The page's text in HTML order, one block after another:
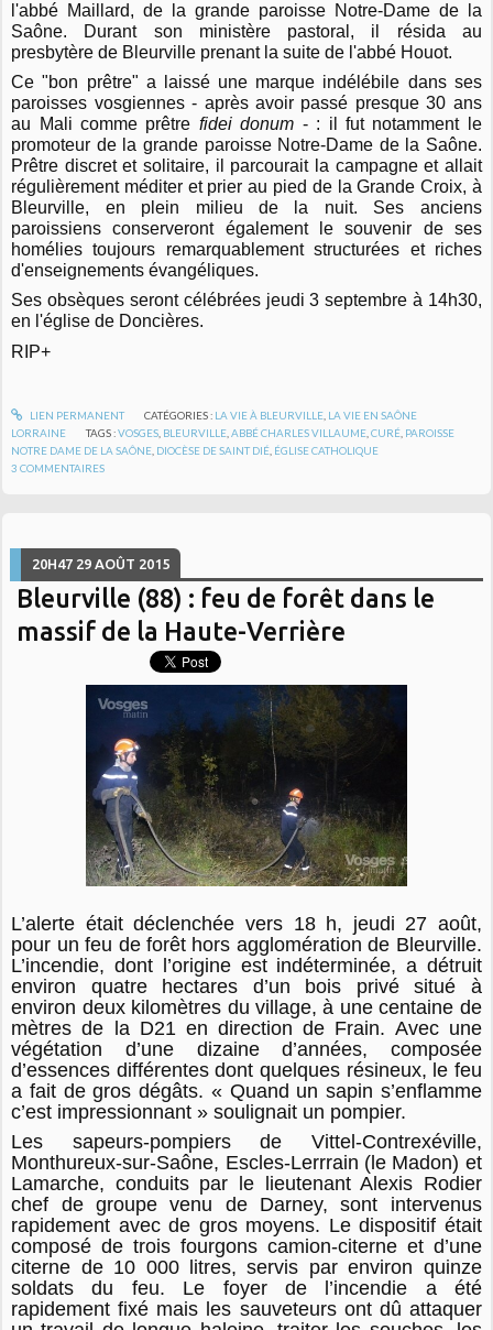
l'abbé Maillard, de la grande paroisse Notre-Dame de la
Saône. Durant son ministère pastoral, il résida au
presbytère de Bleurville prenant la suite de l'abbé Houot.
Ce "bon prêtre" a laissé une marque indélébile dans ses
paroisses vosgiennes - après avoir passé presque 30 ans
au Mali comme prêtre fidei donum - : il fut notamment le
promoteur de la grande paroisse Notre-Dame de la Saône.
Prêtre discret et solitaire, il parcourait la campagne et allait
régulièrement méditer et prier au pied de la Grande Croix, à
Bleurville, en plein milieu de la nuit. Ses anciens
paroissiens conserveront également le souvenir de ses
homélies toujours remarquablement structurées et riches
d'enseignements évangéliques.
Ses obsèques seront célébrées jeudi 3 septembre à 14h30,
en l'église de Doncières.
RIP+
LIEN PERMANENT CATÉGORIES : LA VIE À BLEURVILLE, LA VIE EN SAÔNE
LORRAINE
TAGS :VOSGES BLEURVILLE ,ABBÉ CHARLES VILLAUME ,CURÉ PAROISSE
NOTRE DAME DE LA SAÔNE DIOCÈSE DE SAINT DIÉ ÉGLISE CATHOLIQUE
3 COMMENTAIRES
20H47 29 AOÛT 2015
Bleurville (88) : feu de forêt dans le
massif de la Haute-Verrière
L’alerte était déclenchée vers 18 h, jeudi 27 août,
pour un feu de forêt hors agglomération de Bleurville.
L’incendie, dont l’origine est indéterminée, a détruit
environ quatre hectares d’un bois privé situé à
environ deux kilomètres du village, à une centaine de
mètres de la D21 en direction de Frain. Avec une
végétation d’une dizaine d’années, composée
d’essences différentes dont quelques résineux, le feu
a fait de gros dégâts. « Quand un sapin s’enflamme
c’est impressionnant » soulignait un pompier.
Les sapeurs-pompiers de Vittel-Contrexéville,
Monthureux-sur-Saône, Escles-Lerrrain (le Madon) et
Lamarche, conduits par le lieutenant Alexis Rodier
chef de groupe venu de Darney, sont intervenus
rapidement avec de gros moyens. Le dispositif était
composé de trois fourgons camion-citerne et d’une
citerne de 10 000 litres, servis par environ quinze
soldats du feu. Le foyer de l’incendie a été
rapidement fixé mais les sauveteurs ont dû attaquer